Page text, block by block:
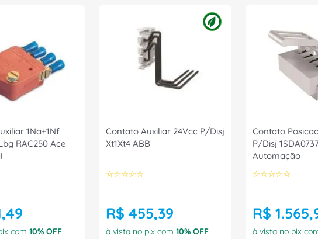
1Na+1Nf
RAC250 Ace
,49
com 10% OFF
Contato Auxiliar 24Vcc P/Disj
Xt1Xt4 ABB
☆☆☆☆☆
R$ 455,39
à vista no pix com 10% OFF
Contato
P/Disj
Automação
☆☆☆☆☆
R$ 1.565,
à vista no pix